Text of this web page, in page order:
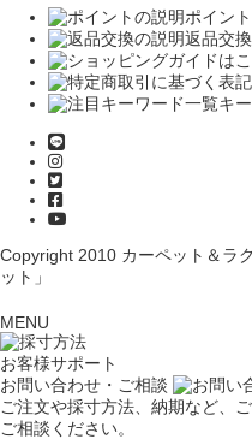
ポイン
返品交
キ
Copyright 2010 カーペット＆ラ
ット」
MENU
お客様サポート
お問い合わせ・ご相談
ご注文や採寸方法、納期など、
ご相談ください。